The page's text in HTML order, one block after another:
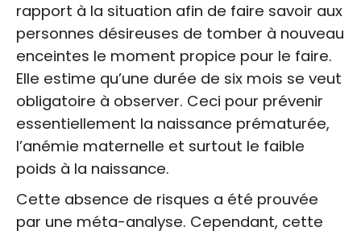
rapport à la situation afin de faire savoir aux
personnes désireuses de tomber à nouveau
enceintes le moment propice pour le faire.
Elle estime qu’une durée de six mois se veut
obligatoire à observer. Ceci pour prévenir
essentiellement la naissance prématurée,
l’anémie maternelle et surtout le faible
poids à la naissance.
Cette absence de risques a été prouvée
par une méta-analyse. Cependant, cette